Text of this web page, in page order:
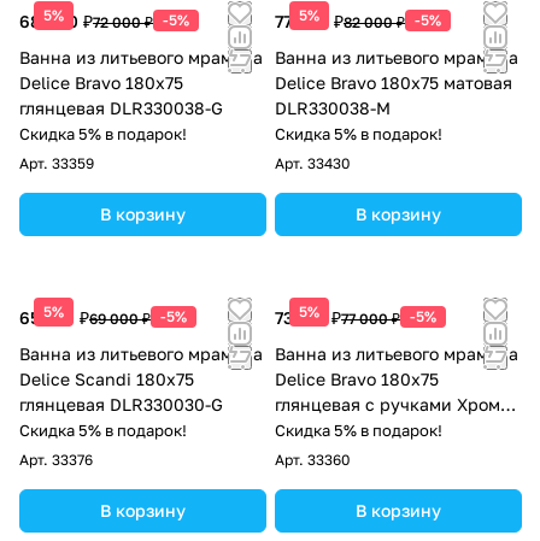
5%
68 400 ₽72 000 ₽ -5%
Ванна из литьевого мрамора
Delice Bravo 180х75
глянцевая DLR330038-G
Скидка 5% в подарок!
Арт. 33359
В корзину
5%
77 900 ₽82 000 ₽ -5%
Ванна из литьевого мрамора
Delice Bravo 180х75 матовая
DLR330038-M
Скидка 5% в подарок!
Арт. 33430
В корзину
5%
65 550 ₽69 000 ₽ -5%
Ванна из литьевого мрамора
Delice Scandi 180х75
глянцевая DLR330030-G
Скидка 5% в подарок!
Арт. 33376
В корзину
5%
73 150 ₽77 000 ₽ -5%
Ванна из литьевого мрамора
Delice Bravo 180х75
глянцевая с ручками Хром
DLR330038R-G
Скидка 5% в подарок!
Арт. 33360
В корзину